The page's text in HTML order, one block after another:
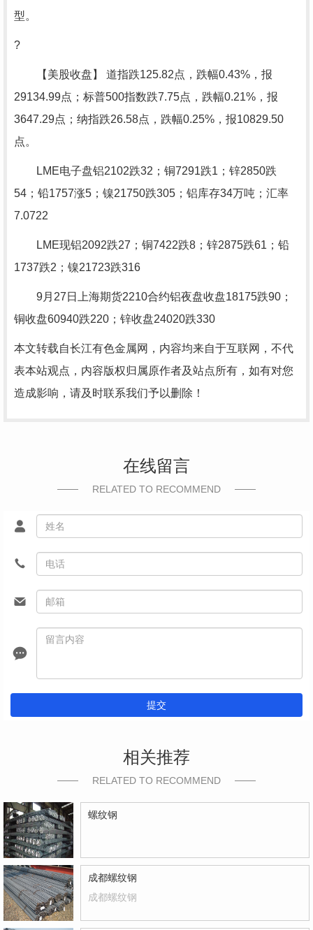
型。
?
【美股收盘】 道指跌125.82点，跌幅0.43%，报
29134.99点；标普500指数跌7.75点，跌幅0.21%，报
3647.29点；纳指跌26.58点，跌幅0.25%，报10829.50
点。
LME电子盘铝2102跌32；铜7291跌1；锌2850跌
54；铅1757涨5；镍21750跌305；铝库存34万吨；汇率
7.0722
LME现铝2092跌27；铜7422跌8；锌2875跌61；铅
1737跌2；镍21723跌316
9月27日上海期货2210合约铝夜盘收盘18175跌90；
铜收盘60940跌220；锌收盘24020跌330
本文转载自长江有色金属网，内容均来自于互联网，不代
表本站观点，内容版权归属原作者及站点所有，如有对您
造成影响，请及时联系我们予以删除！
在线留言
RELATED TO RECOMMEND
提交
相关推荐
RELATED TO RECOMMEND
螺纹钢
成都螺纹钢
成都螺纹钢